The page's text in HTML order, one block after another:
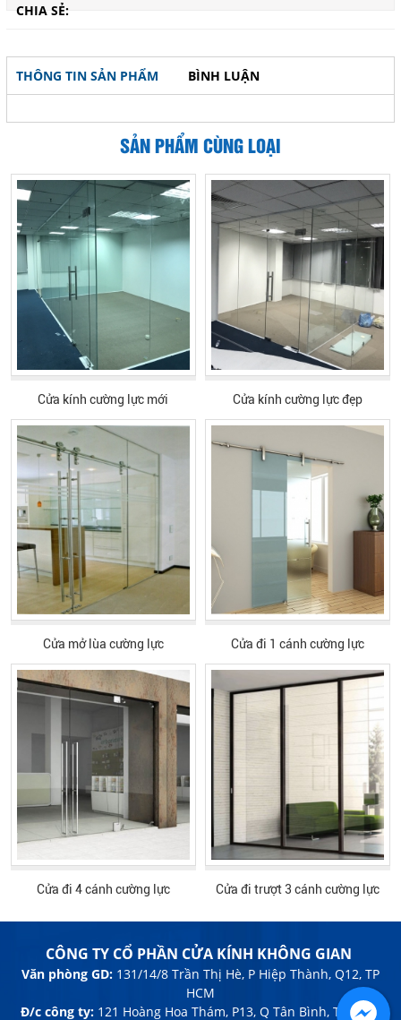
CHIA SẺ:
THÔNG TIN SẢN PHẨM BÌNH LUẬN
SẢN PHẨM CÙNG LOẠI
Cửa kính cường lực mới Cửa kính cường lực đẹp
Cửa mở lùa cường lực Cửa đi 1 cánh cường lực
Cửa đi 4 cánh cường lực Cửa đi trượt 3 cánh cường lực
CÔNG TY CỔ PHẦN CỬA KÍNH KHÔNG GIAN
Văn phòng GD:131/14/8 Trần Thị Hè, P Hiệp Thành, Q12, TP
HCM
Đ/c công ty: 121 Hoàng Hoa Thám, P13, Q Tân Bình, TP HCM